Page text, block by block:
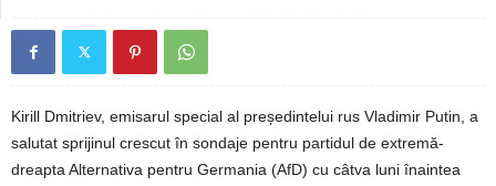
Kirill Dmitriev, emisarul special al președintelui rus Vladimir Putin, a
salutat sprijinul crescut în sondaje pentru partidul de extremă-
dreapta Alternativa pentru Germania (AfD) cu câtva luni înaintea